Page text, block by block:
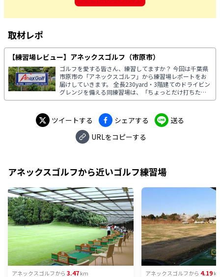
取材レポ
【練習場レビュー】アネックスゴルフ（市原市）
ゴルフを愛する皆さん、練習してますか？ 今回は千葉県
市原市の「アネックスゴルフ」から練習場レポートをお
届けしていきます。 全長230yard・3階建てのドライビン
グレンジを備える同練習場は、「ちょっとだけ打ちた
い」から「じっくりと打ち込みたい」まで、様々なゴル
ドタイム」は、1,100円で打ち放題となります。
ツイートする シェアする
送る
URLをコピーする
アネックスゴルフから近いゴルフ練習場
アネックスゴルフから 3.47km アネックスゴルフから 4.19